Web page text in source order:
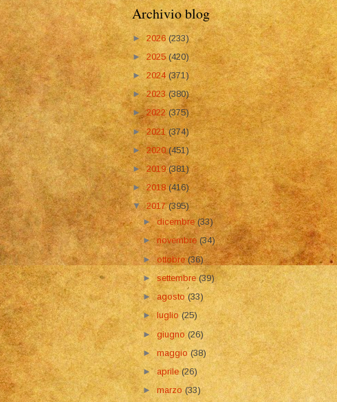
Archivio blog
► 2026(233)
►2025(420)
►2024 (371)
►2023(380)
►2022 (375)
►2021(374)
►2020(451)
►2019(381)
►2018(416)
▼2017(395)
►dicembre(33)
►novembre(34)
►ottobre(36)
►settembre(39)
►agosto(33)
►luglio(25)
►giugno(26)
►maggio(38)
► aprile(26)
►marzo(33)